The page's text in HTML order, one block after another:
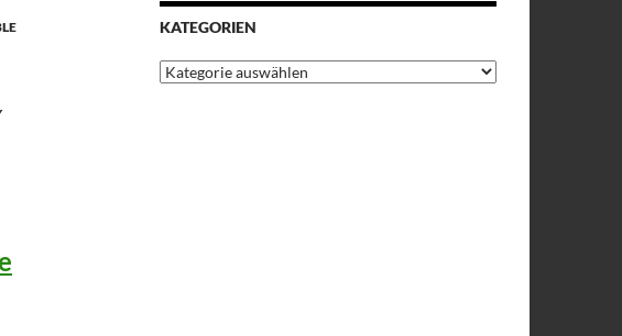
KATEGORIEN
Kategorien